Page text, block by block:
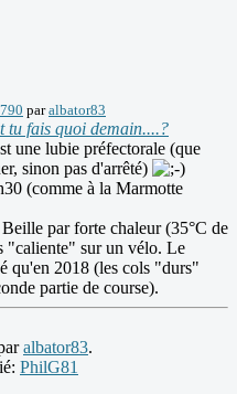
paralbator83
tu fais quoi demain....?
une lubie préfectorale (que
sinon pas d'arrêté)
(comme à la Marmotte
par forte chaleur (35°C de
"caliente" sur un vélo. Le
qu'en 2018 (les cols "durs"
partie de course).
albator83.
PhilG81